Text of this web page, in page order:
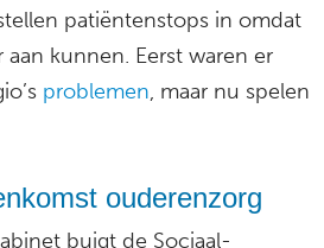
patiëntenstops in omdat
kunnen. Eerst waren er
problemen, maar nu spelen
ouderenzorg
buigt de Sociaal-